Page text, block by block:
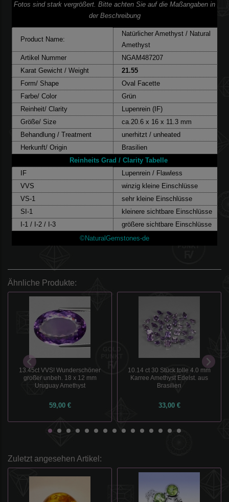
Fotos sind stark vergrößert. Bitte achten Sie auf die Maßangaben in
der Beschreibung
Product Name:
Natürlicher Amethyst / Natural
Amethyst
Artikel Nummer
NGAM487207
Karat Gewicht / Weight
21.55
Form/ Shape
Oval Facette
Farbe/ Color
Grün
Reinheit/ Clarity
Lupenrein (IF)
Größe/ Size
ca.20.6 x 16 x 11.3 mm
Behandlung / Treatment
unerhitzt / unheated
Herkunft/ Origin
Brasilien
Reinheits Grad / Clarity Tabelle
IF
Lupenrein / Flawless
VVS
winzig kleine Einschlüsse
VS-1
sehr kleine Einschlüsse
SI-1
kleinere sichtbare Einschlüsse
I-1 / I-2 / I-3
größere sichtbare Einschlüsse
©NaturalGemstones-de
Ähnliche Produkte:
13.45ct VVS! Wunderschöner
großer unbeh. 18 x 12 mm
Uruguay Amethyst
59,00 €
10.14 ct 30 Stück tolle 4.0 mm
Karree Amethyst Edelst. aus
Brasilien
33,00 €
Zuletzt angesehen Artikel: